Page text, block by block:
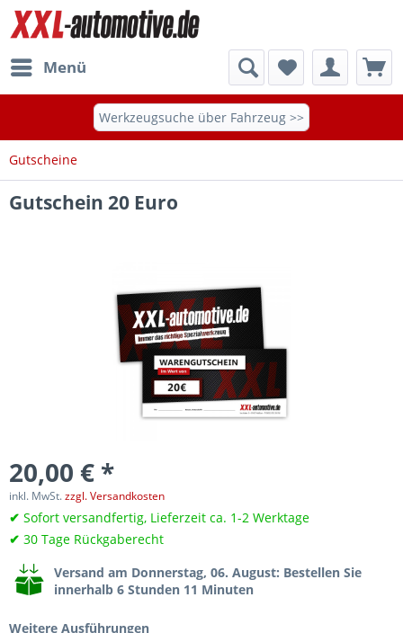
Menü
Werkzeugsuche über Fahrzeug >>
Gutscheine
Gutschein 20 Euro
20,00 € *
inkl. MwSt.zzgl. Versandkosten
✔ Sofort versandfertig, Lieferzeit ca. 1-2 Werktage
✔ 30 Tage Rückgaberecht
Versand am Donnerstag, 06. August: Bestellen Sie
innerhalb 6 Stunden 11 Minuten
Weitere Ausführungen